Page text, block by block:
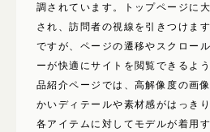
調されています。トップページに
され、訪問者の視線を引きつけま
ですが、ページの遷移やスクロー
ーが快適にサイトを閲覧できるよ
品紹介ページでは、高解像度の画
かいディテールや素材感がはっき
各アイテムに対してモデルが着用
モバイ
写真が
イラス